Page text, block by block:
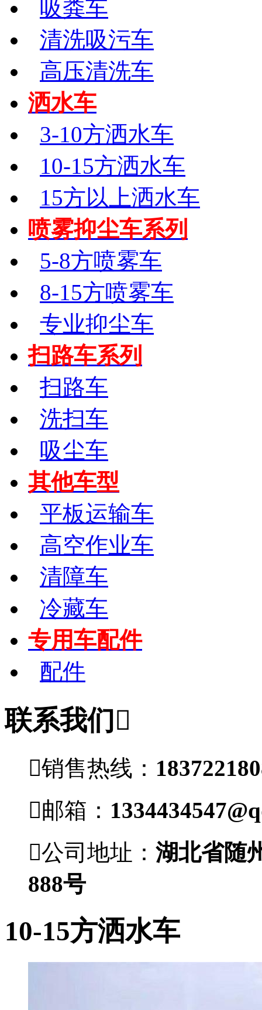
吸粪车
清洗吸污车
高压清洗车
洒水车
3-10方洒水车
10-15方洒水车
15方以上洒水车
喷雾抑尘车系列
5-8方喷雾车
8-15方喷雾车
专业抑尘车
扫路车系列
扫路车
洗扫车
吸尘车
其他车型
平板运输车
高空作业车
清障车
冷藏车
专用车配件
配件
联系我们 
销售热线：
邮箱：
公司地址： 湖北省随
888号
10-15方洒水车